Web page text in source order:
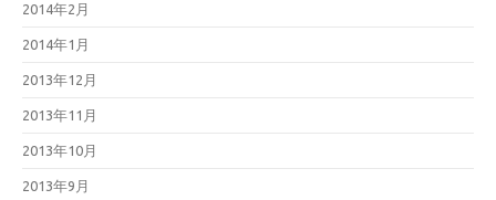
2014年2月
2014年1月
2013年12月
2013年11月
2013年10月
2013年9月